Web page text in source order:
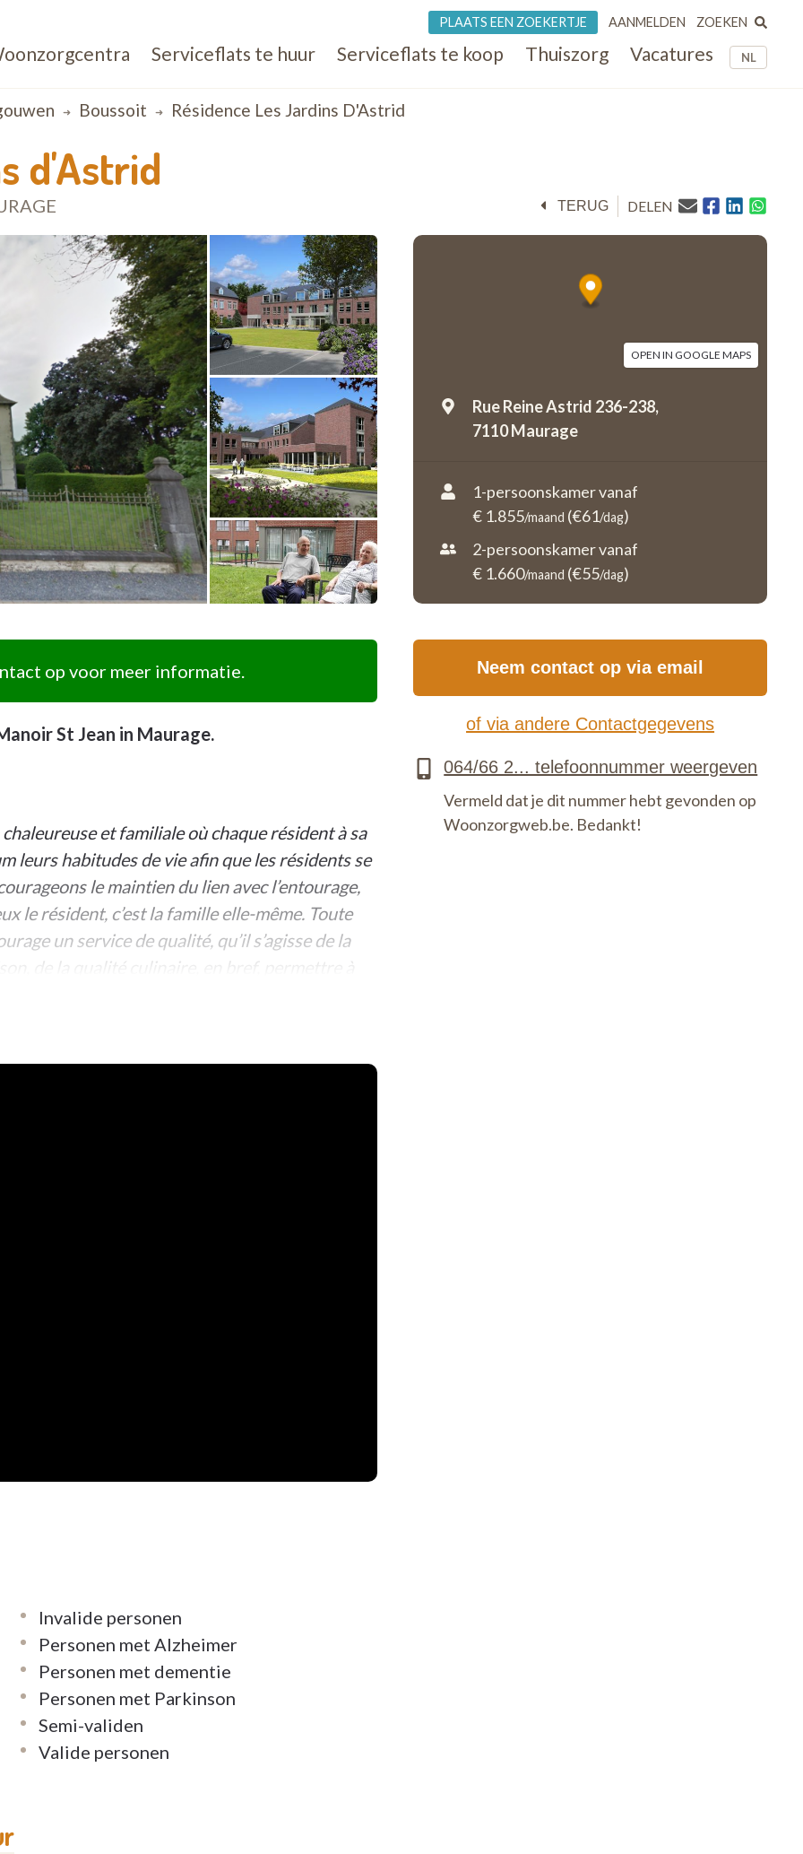
NL
Serviceflats te huur Serviceflats te koop Thuiszorg Vacatures
PLAATS EEN ZOEKERTJE AANMELDEN ZOEKEN
Boussoit Résidence Les Jardins D'Astrid
d'Astrid
TERUG DELEN
OPEN IN GOOGLE MAPS
Rue Reine Astrid 236-238,
7110 Maurage
1-persoonskamer vanaf
€ 1.855/maand (€61/dag)
2-persoonskamer vanaf
€ 1.660/maand (€55/dag)
op voor meer informatie.
St Jean in Maurage.
et familiale où chaque résident à sa
leurs habitudes de vie afin que les résidents se
le maintien du lien avec l’entourage,
le résident, c’est la famille elle-même. Toute
un service de qualité, qu’il s’agisse de la
de la qualité culinaire, en bref, permettre à
d’animations dynamique veille à entretenir
Invalide personen
Personen met Alzheimer
Personen met dementie
Personen met Parkinson
Semi-validen
Valide personen
Neem contact op via email
of via andere Contactgegevens
Vermeld dat je dit nummer hebt gevonden op
Woonzorgweb.be. Bedankt!